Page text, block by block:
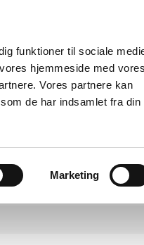
funktioner til sociale
hjemmeside med vores
Vores partnere kan
de har indsamlet fra din
Marketing
Kontakt os på
97468122
Om os